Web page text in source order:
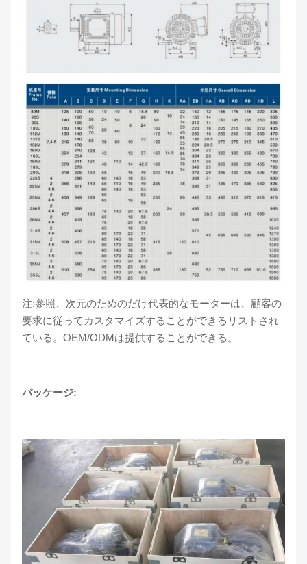
注:参照、次元のためのだけ代表的なモーターは、顧客の
要求に従ってカスタマイズすることができるリストされ
ている。OEM/ODMは提供することができる。
パッケージ: